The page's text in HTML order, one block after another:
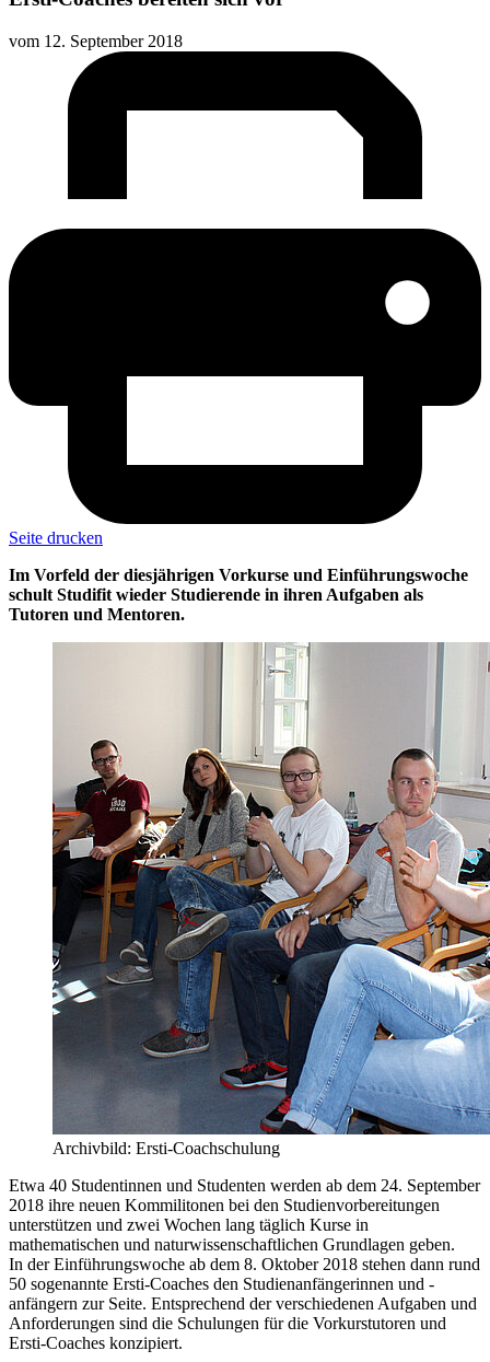
vom 12. September 2018
Seite drucken
Im Vorfeld der diesjährigen Vorkurse und Einführungswoche
schult Studifit wieder Studierende in ihren Aufgaben als
Tutoren und Mentoren.
Archivbild: Ersti-Coachschulung
Etwa 40 Studentinnen und Studenten werden ab dem 24. September
2018 ihre neuen Kommilitonen bei den Studienvorbereitungen
unterstützen und zwei Wochen lang täglich Kurse in
mathematischen und naturwissenschaftlichen Grundlagen geben.
In der Einführungswoche ab dem 8. Oktober 2018 stehen dann rund
50 sogenannte Ersti-Coaches den Studienanfängerinnen und -
anfängern zur Seite. Entsprechend der verschiedenen Aufgaben und
Anforderungen sind die Schulungen für die Vorkurstutoren und
Ersti-Coaches konzipiert.